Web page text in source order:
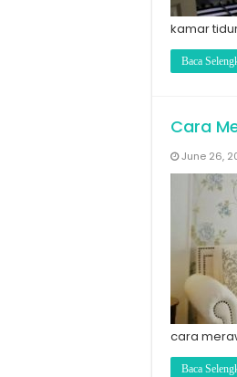
kamar
Baca
Cara
June 26,
cara
Baca